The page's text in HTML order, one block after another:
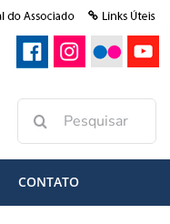
Buscar
resultados
CONTATO